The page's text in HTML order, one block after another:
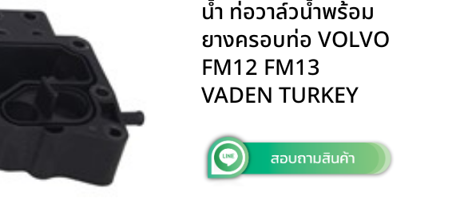
น้ำ ท่อวาล์วน้ำพร้อม
ยางครอบท่อ VOLVO
FM12 FM13
VADEN TURKEY